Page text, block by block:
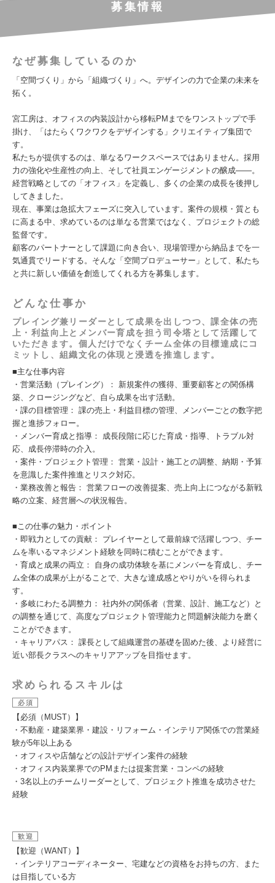
募集情報
なぜ募集しているのか
「空間づくり」から「組織づくり」へ。デザインの力で企業の未来を
拓く。
宮工房は、オフィスの内装設計から移転PMまでをワンストップで手
掛け、「はたらくワクワクをデザインする」クリエイティブ集団で
す。
私たちが提供するのは、単なるワークスペースではありません。採用
力の強化や生産性の向上、そして社員エンゲージメントの醸成――。
経営戦略としての「オフィス」を定義し、多くの企業の成長を後押し
してきました。
現在、事業は急拡大フェーズに突入しています。案件の規模・質とも
に高まる中、求めているのは単なる営業ではなく、プロジェクトの総
監督です。
顧客のパートナーとして課題に向き合い、現場管理から納品までを一
気通貫でリードする。そんな「空間プロデューサー」として、私たち
と共に新しい価値を創造してくれる方を募集します。
どんな仕事か
プレイング兼リーダーとして成果を出しつつ、課全体の売
上・利益向上とメンバー育成を担う司令塔として活躍して
いただきます。個人だけでなくチーム全体の目標達成にコ
ミットし、組織文化の体現と浸透を推進します。
■主な仕事内容
・営業活動（プレイング）： 新規案件の獲得、重要顧客との関係構
築、クロージングなど、自ら成果を出す活動。
・課の目標管理： 課の売上・利益目標の管理、メンバーごとの数字把
握と進捗フォロー。
・メンバー育成と指導： 成長段階に応じた育成・指導、トラブル対
応、成長停滞時の介入。
・案件・プロジェクト管理： 営業・設計・施工との調整、納期・予算
を意識した案件推進とリスク対応。
・業務改善と報告： 営業フローの改善提案、売上向上につながる新戦
略の立案、経営層への状況報告。
■この仕事の魅力・ポイント
・即戦力としての貢献： プレイヤーとして最前線で活躍しつつ、チー
ムを率いるマネジメント経験を同時に積むことができます。
・育成と成果の両立： 自身の成功体験を基にメンバーを育成し、チー
ム全体の成果が上がることで、大きな達成感とやりがいを得られま
す。
・多岐にわたる調整力： 社内外の関係者（営業、設計、施工など）と
の調整を通じて、高度なプロジェクト管理能力と問題解決能力を磨く
ことができます。
・キャリアパス： 課長として組織運営の基礎を固めた後、より経営に
近い部長クラスへのキャリアアップを目指せます。
求められるスキルは
必須
【必須（MUST）】
・不動産・建築業界・建設・リフォーム・インテリア関係での営業経
験が5年以上ある
・オフィスや店舗などの設計デザイン案件の経験
・オフィス内装業界でのPMまたは提案営業・コンペの経験
・3名以上のチームリーダーとして、プロジェクト推進を成功させた
経験
歓迎
【歓迎（WANT）】
・インテリアコーディネーター、宅建などの資格をお持ちの方、また
は目指している方